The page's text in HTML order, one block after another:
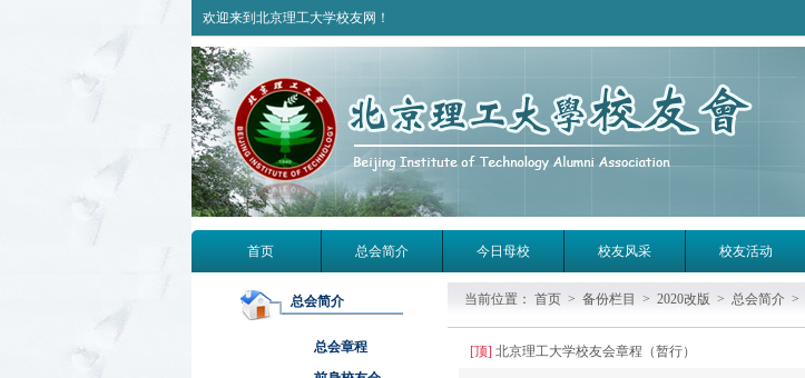
欢迎来到北京理工大学校友网！
首页 总会简介 今日母校 校友风采 校友活动
总会简介
总会章程
当前位置： 首页 > 备份栏目 > 2020改版 > 总会简介 >
[顶] 北京理工大学校友会章程（暂行）